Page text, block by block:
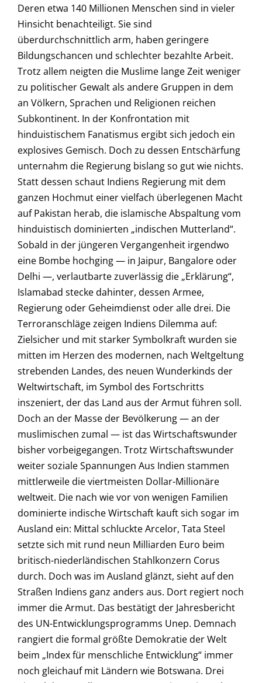
Deren etwa 140 Millionen Menschen sind in vieler
Hinsicht benachteiligt. Sie sind
überdurchschnittlich arm, haben geringere
Bildungschancen und schlechter bezahlte Arbeit.
Trotz allem neigten die Muslime lange Zeit weniger
zu politischer Gewalt als andere Gruppen in dem
an Völkern, Sprachen und Religionen reichen
Subkontinent. In der Konfrontation mit
hinduistischem Fanatismus ergibt sich jedoch ein
explosives Gemisch. Doch zu dessen Entschärfung
unternahm die Regierung bislang so gut wie nichts.
Statt dessen schaut Indiens Regierung mit dem
ganzen Hochmut einer vielfach überlegenen Macht
auf Pakistan herab, die islamische Abspaltung vom
hinduistisch dominierten „indischen Mutterland“.
Sobald in der jüngeren Vergangenheit irgendwo
eine Bombe hochging — in Jaipur, Bangalore oder
Delhi —, verlautbarte zuverlässig die „Erklärung“,
Islamabad stecke dahinter, dessen Armee,
Regierung oder Geheimdienst oder alle drei. Die
Terroranschläge zeigen Indiens Dilemma auf:
Zielsicher und mit starker Symbolkraft wurden sie
mitten im Herzen des modernen, nach Weltgeltung
strebenden Landes, des neuen Wunderkinds der
Weltwirtschaft, im Symbol des Fortschritts
inszeniert, der das Land aus der Armut führen soll.
Doch an der Masse der Bevölkerung — an der
muslimischen zumal — ist das Wirtschaftswunder
bisher vorbeigegangen. Trotz Wirtschaftswunder
weiter soziale Spannungen Aus Indien stammen
mittlerweile die viertmeisten Dollar-Millionäre
weltweit. Die nach wie vor von wenigen Familien
dominierte indische Wirtschaft kauft sich sogar im
Ausland ein: Mittal schluckte Arcelor, Tata Steel
setzte sich mit rund neun Milliarden Euro beim
britisch-niederländischen Stahlkonzern Corus
durch. Doch was im Ausland glänzt, sieht auf den
Straßen Indiens ganz anders aus. Dort regiert noch
immer die Armut. Das bestätigt der Jahresbericht
des UN-Entwicklungsprogramms Unep. Demnach
rangiert die formal größte Demokratie der Welt
beim „Index für menschliche Entwicklung“ immer
noch gleichauf mit Ländern wie Botswana. Drei